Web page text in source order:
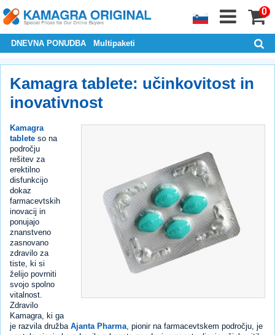
0
DNEVNA PONUDBA Multipaketi
Kamagra tablete: učinkovitost in
inovativnost
Kamagra
tablete so na
področju
rešitev za
erektilno
disfunkcijo
dokaz
farmacevtskih
inovacij in
ponujajo
znanstveno
zasnovano
zdravilo za
tiste, ki si
želijo povrniti
svojo spolno
vitalnost.
Zdravilo
Kamagra, ki ga
je razvila družba Ajanta Pharma , pionir na farmacevtskem področju, je